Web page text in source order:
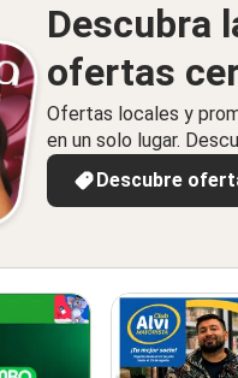
Descubra
ofertas
Ofertas locales y
en un solo lugar.
Descubre